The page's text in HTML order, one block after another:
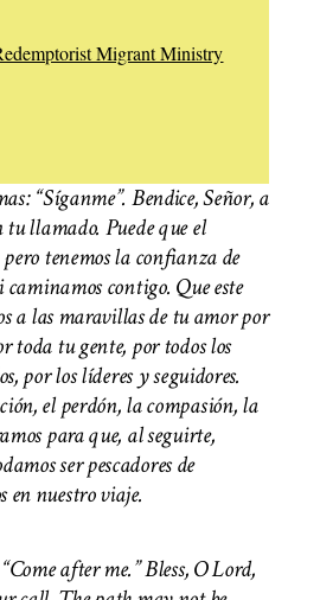
Migrant Ministry
“Síganme”. Bendice, Señor, a
tu llamado. Puede que el
tenemos la confianza de
caminamos contigo. Que este
a las maravillas de tu amor por
toda tu gente, por todos los
por los líderes y seguidores.
el perdón, la compasión, la
para que, al seguirte,
ser pescadores de
en nuestro viaje.
after me.” Bless, O Lord,